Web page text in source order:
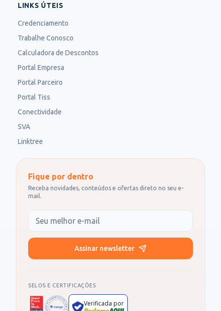
LINKS ÚTEIS
Credenciamento
Trabalhe Conosco
Calculadora de Descontos
Portal Empresa
Portal Parceiro
Portal Tiss
Conectividade
SVA
Linktree
Fique por dentro
Receba novidades, conteúdos e ofertas direto no seu e-
mail.
Seu e-mail
Assinar newsletter
SELOS E CERTIFICAÇÕES
Verificada por